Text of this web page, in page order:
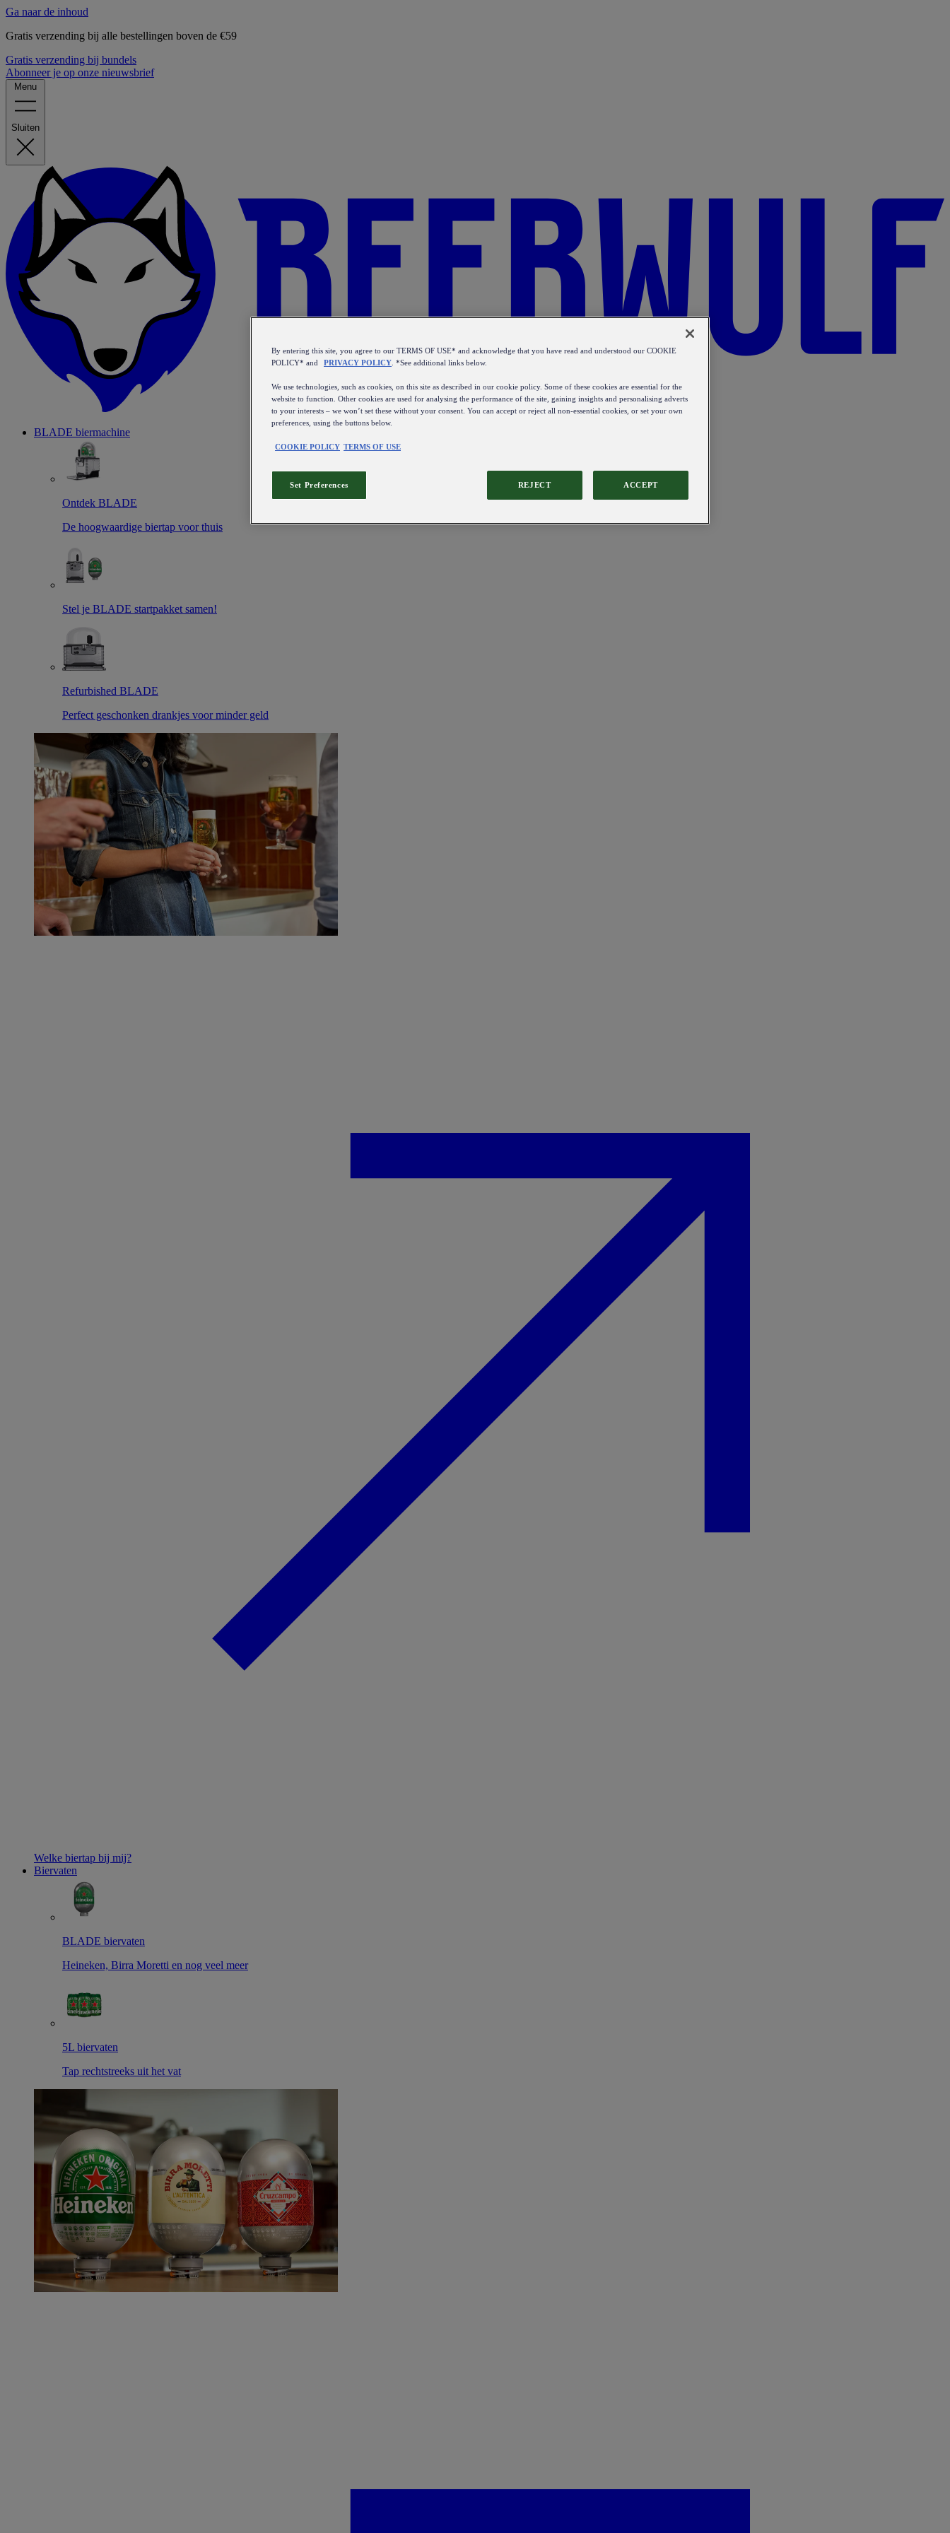
Ga naar de inhoud
Gratis verzending bij alle bestellingen boven de €59
Gratis verzending bij bundels
Abonneer je op onze nieuwsbrief
Menu
Sluiten
BLADE biermachine
Ontdek BLADE
De hoogwaardige biertap voor thuis
Stel je BLADE startpakket samen!
Refurbished BLADE
Perfect geschonken drankjes voor minder geld
Welke biertap bij mij?
Biervaten
BLADE biervaten
Heineken, Birra Moretti en nog veel meer
5L biervaten
Tap rechtstreeks uit het vat
By entering this site, you agree to our TERMS OF USE* and acknowledge that you have read and understood our COOKIE
POLICY* and
PRIVACY POLICY . *See additional links below.
We use technologies, such as cookies, on this site as described in our cookie policy. Some of these cookies are essential for the
website to function. Other cookies are used for analysing the performance of the site, gaining insights and personalising adverts
to your interests – we won’t set these without your consent. You can accept or reject all non-essential cookies, or set your own
preferences, using the buttons below.
COOKIE POLICY TERMS OF USE
REJECT ACCEPT
Set Preferences